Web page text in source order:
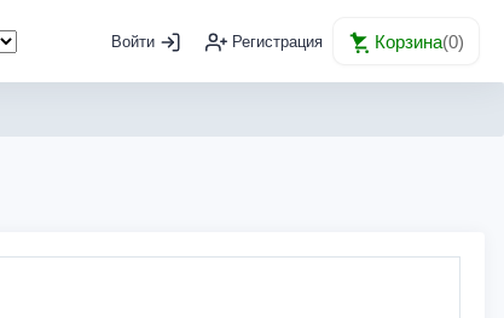
Войти Регистрация Корзина(0)